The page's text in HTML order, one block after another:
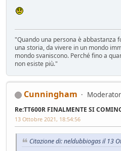
"Quando una persona è abbastanza
una storia, da vivere in un mondo
mondo svaniscono. Perché fino a
non esiste più."
Cunningham
Re:TT600R FINALMENTE SI
13 Ottobre 2021, 18:54:56
Citazione di: neldubbiogas il 13